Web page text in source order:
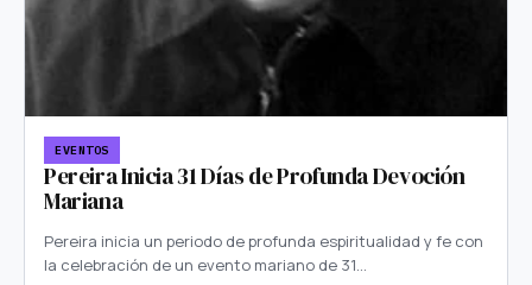
EVENTOS
Pereira Inicia 31 Días de Profunda Devoción
Mariana
Pereira inicia un periodo de profunda espiritualidad y fe con
la celebración de un evento mariano de 31…